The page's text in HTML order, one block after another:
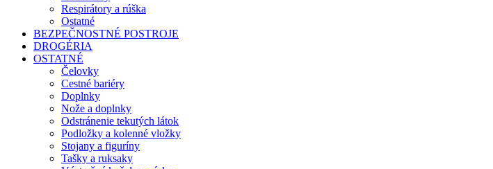
Respirátory a rúška
Ostatné
BEZPEČNOSTNÉ POSTROJE
DROGÉRIA
OSTATNÉ
Čelovky
Cestné bariéry
Doplnky
Nože a doplnky
Odstránenie tekutých látok
Podložky a kolenné vložky
Stojany a figuríny
Tašky a ruksaky